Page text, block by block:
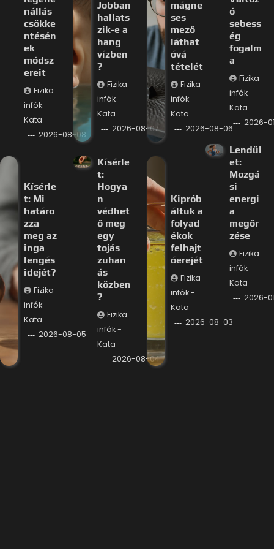
nállás
csökke
ntésén
ek
módsz
ereit
Fizika
infók -
Kata
2026-08-08
Jobban
hallats
zik-e a
hang
vízben
?
Fizika
infók -
Kata
2026-08-07
mágne
ses
mező
láthat
óvá
tételét
Fizika
infók -
Kata
2026-08-06
Kísérle
t: Mi
határo
zza
meg az
inga
lengés
idejét?
Fizika
infók -
Kata
2026-08-05
Kísérle
t:
Hogya
n
védhet
ő meg
egy
tojás
zuhan
ás
közben
?
Fizika
infók -
Kata
2026-08-04
Kiprób
áltuk a
folyad
ékok
felhajt
óerejét
Fizika
infók -
Kata
2026-08-03
ó
sebess
ég
fogalm
a
Fizika
infók -
Kata
2026-
Lendül
et:
Mozgá
si
energi
a
megőr
zése
Fizika
infók -
Kata
2026-